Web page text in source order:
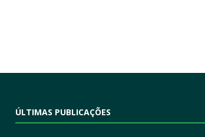
ÚLTIMAS PUBLICAÇÕES